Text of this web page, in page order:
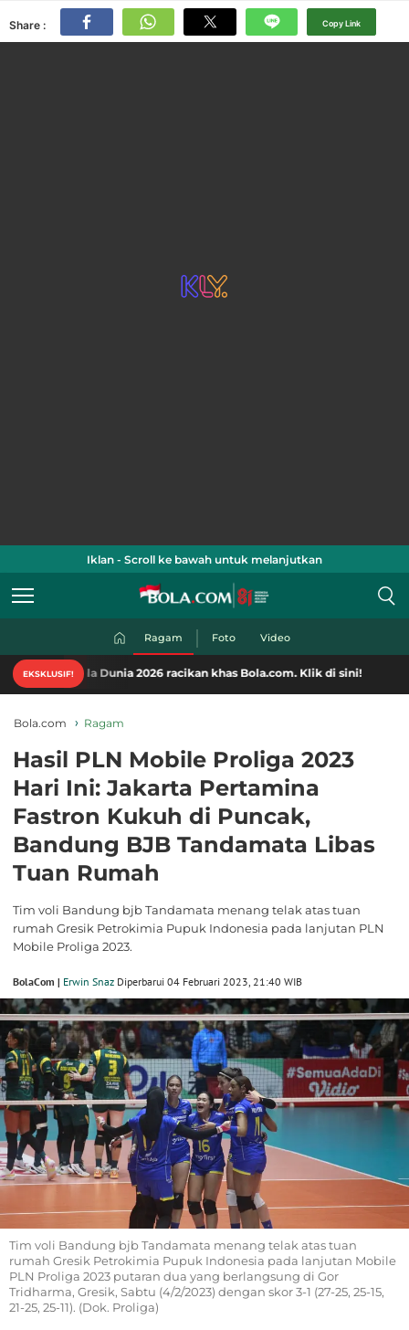
Share : Copy Link
Iklan - Scroll ke bawah untuk melanjutkan
Ragam Foto Video
EKSKLUSIF!
Dunia 2026 racikan khas Bola.com. Klik di sini!
Bola.com Ragam
Hasil PLN Mobile Proliga 2023
Hari Ini: Jakarta Pertamina
Fastron Kukuh di Puncak,
Bandung BJB Tandamata Libas
Tuan Rumah
Tim voli Bandung bjb Tandamata menang telak atas tuan
rumah Gresik Petrokimia Pupuk Indonesia pada lanjutan PLN
Mobile Proliga 2023.
BolaCom | Erwin Snaz Diperbarui 04 Februari 2023, 21:40 WIB
Tim voli Bandung bjb Tandamata menang telak atas tuan
rumah Gresik Petrokimia Pupuk Indonesia pada lanjutan Mobile
PLN Proliga 2023 putaran dua yang berlangsung di Gor
Tridharma, Gresik, Sabtu (4/2/2023) dengan skor 3-1 (27-25, 25-15,
21-25, 25-11). (Dok. Proliga)